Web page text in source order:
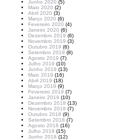
Junho 2020 (5)
Maio 2020 (2)
Abril 2020 (3)
Março 2020 (6)
Fevereiro 2020 (4)
Janeiro 2020 (6)
Dezembro 2019 (6)
Novembro 2019 (3)
Outubro 2019 (6)
Setembro 2019 (8)
Agosto 2019 (7)
Julho 2019 (10)
Junho 2019 (13)
Maio 2019 (16)
Abril 2019 (18)
Março 2019 (9)
Fevereiro 2019 (7)
Janeiro 2019 (10)
Dezembro 2018 (13)
Novembro 2018 (7)
Outubro 2018 (9)
Setembro 2018 (7)
Agosto 2018 (16)
Julho 2018 (15)
Junho 2018 (12)